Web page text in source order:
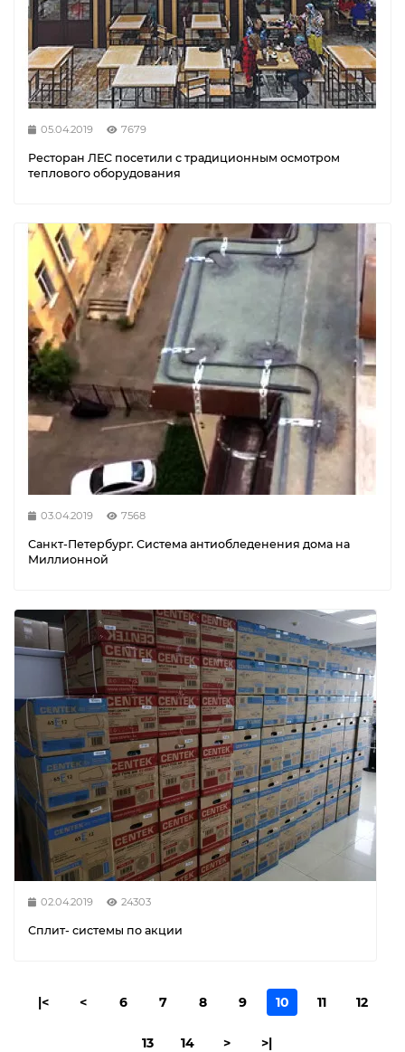
05.04.2019 7679
Ресторан ЛЕС посетили с традиционным осмотром
теплового оборудования
03.04.2019 7568
Санкт-Петербург. Система антиобледенения дома на
Миллионной
02.04.2019 24303
Сплит- системы по акции
|< < 6 7 8 9 10 11 12
13 14 > >|